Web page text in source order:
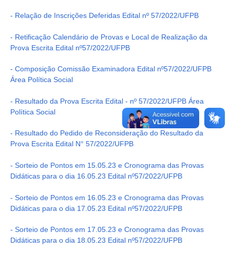
- Relação de Inscrições Deferidas Edital nº 57/2022/UFPB
- Retificação Calendário de Provas e Local de Realização da
Prova Escrita Edital nº57/2022/UFPB
- Composição Comissão Examinadora Edital nº57/2022/UFPB
Área Política Social
- Resultado da Prova Escrita Edital - nº 57/2022/UFPB Área
Política Social
- Resultado do Pedido de Reconsideração do Resultado da
Prova Escrita Edital N° 57/2022/UFPB
- Sorteio de Pontos em 15.05.23 e Cronograma das Provas
Didáticas para o dia 16.05.23 Edital nº57/2022/UFPB
- Sorteio de Pontos em 16.05.23 e Cronograma das Provas
Didáticas para o dia 17.05.23 Edital nº57/2022/UFPB
- Sorteio de Pontos em 17.05.23 e Cronograma das Provas
Didáticas para o dia 18.05.23 Edital nº57/2022/UFPB